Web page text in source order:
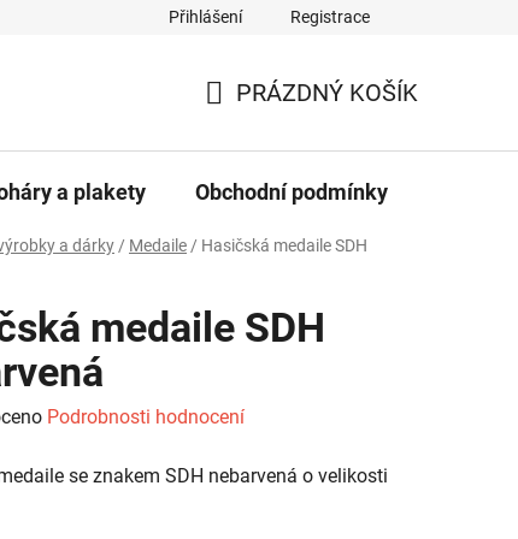
Přihlášení Registrace
KOŠÍK
PRÁZDNÝ KOŠÍK
a plakety Obchodní podmínky
a dárky / Medaile / Hasičská medaile SDH
medaile SDH
Podrobnosti hodnocení
se znakem SDH nebarvená o velikosti